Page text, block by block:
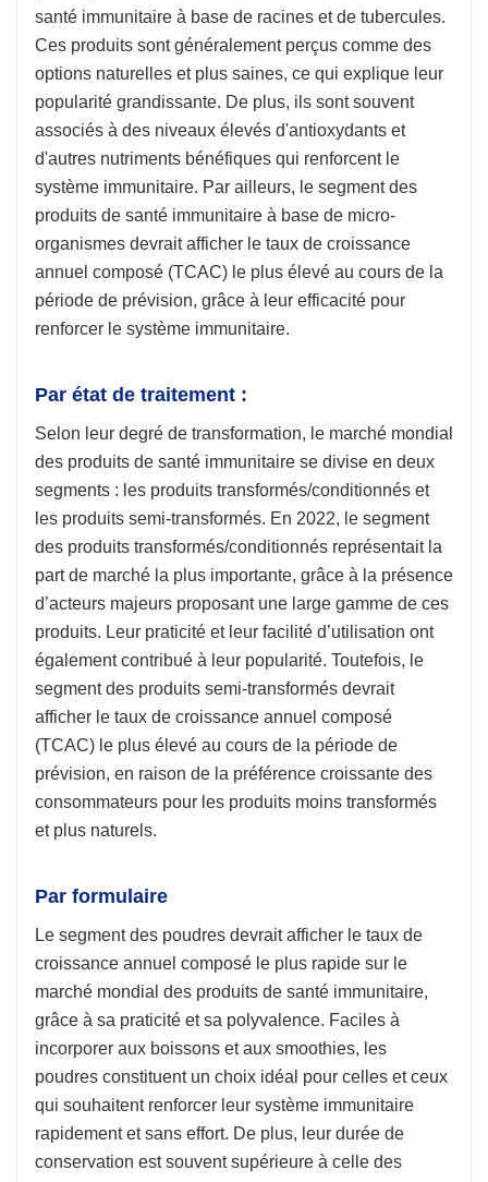
santé immunitaire à base de racines et de tubercules.
Ces produits sont généralement perçus comme des
options naturelles et plus saines, ce qui explique leur
popularité grandissante. De plus, ils sont souvent
associés à des niveaux élevés d'antioxydants et
d'autres nutriments bénéfiques qui renforcent le
système immunitaire. Par ailleurs, le segment des
produits de santé immunitaire à base de micro-
organismes devrait afficher le taux de croissance
annuel composé (TCAC) le plus élevé au cours de la
période de prévision, grâce à leur efficacité pour
renforcer le système immunitaire.
Par état de traitement :
Selon leur degré de transformation, le marché mondial
des produits de santé immunitaire se divise en deux
segments : les produits transformés/conditionnés et
les produits semi-transformés. En 2022, le segment
des produits transformés/conditionnés représentait la
part de marché la plus importante, grâce à la présence
d’acteurs majeurs proposant une large gamme de ces
produits. Leur praticité et leur facilité d’utilisation ont
également contribué à leur popularité. Toutefois, le
segment des produits semi-transformés devrait
afficher le taux de croissance annuel composé
(TCAC) le plus élevé au cours de la période de
prévision, en raison de la préférence croissante des
consommateurs pour les produits moins transformés
et plus naturels.
Par formulaire
Le segment des poudres devrait afficher le taux de
croissance annuel composé le plus rapide sur le
marché mondial des produits de santé immunitaire,
grâce à sa praticité et sa polyvalence. Faciles à
incorporer aux boissons et aux smoothies, les
poudres constituent un choix idéal pour celles et ceux
qui souhaitent renforcer leur système immunitaire
rapidement et sans effort. De plus, leur durée de
conservation est souvent supérieure à celle des